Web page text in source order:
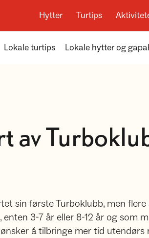
Hytter Turtips
Lokale turtips Lokale hytter og
av
sin første Turboklubb, men
3-7 år eller 8-12 år og som
å tilbringe mer tid utendørs